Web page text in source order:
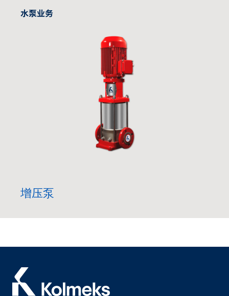
水泵业务
增压泵